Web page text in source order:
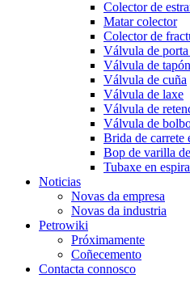
Colector de
Matar colector
Colector de
Válvula de porta
Válvula de tapón
Válvula de cuña
Válvula de laxe
Válvula de
Válvula de
Brida de carrete
Bop de varilla
Tubaxe en
Noticias
Novas da empresa
Novas da industria
Petrowiki
Próximamente
Coñecemento
Contacta connosco